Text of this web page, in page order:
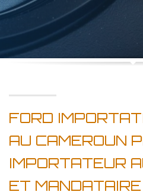
FORD
AU CAMEROUN
IMPORTATEUR
ET